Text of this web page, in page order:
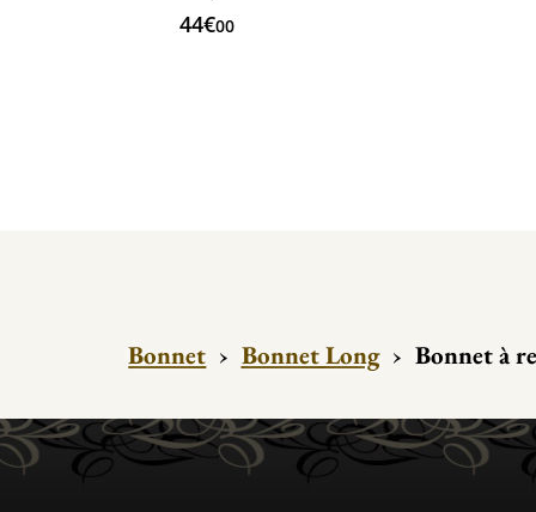
44€00
Bonnet › Bonnet Long › Bonnet à